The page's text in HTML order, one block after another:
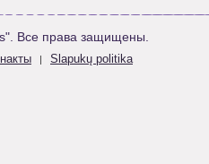
Все права защищены.
| Slapukų politika